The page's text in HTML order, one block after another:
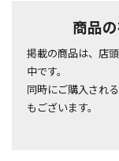
商品
掲載の商品は、店
中です。
同時にご購入され
もございます。